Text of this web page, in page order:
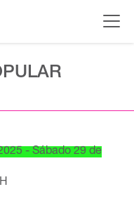
- Sábado 29 de